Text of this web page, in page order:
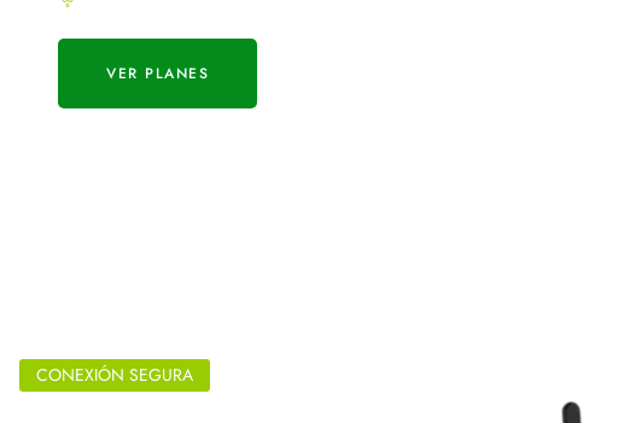
VER PLANES
CONEXIÓN SEGURA